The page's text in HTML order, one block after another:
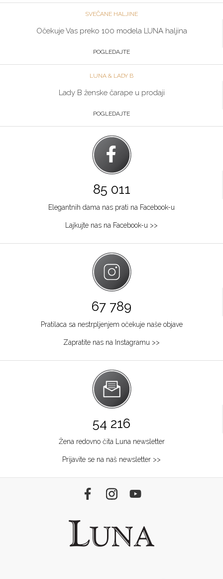
SVEČANE HALJINE
Očekuje Vas preko 100 modela LUNA haljina
POGLEDAJTE
LUNA & LADY B
Lady B ženske čarape u prodaji
POGLEDAJTE
85 011
Elegantnih dama nas prati na Facebook-u
Lajkujte nas na Facebook-u >>
67 789
Pratilaca sa nestrpljenjem očekuje naše objave
Zapratite nas na Instagramu >>
54 216
Žena redovno čita Luna newsletter
Prijavite se na naš newsletter >>